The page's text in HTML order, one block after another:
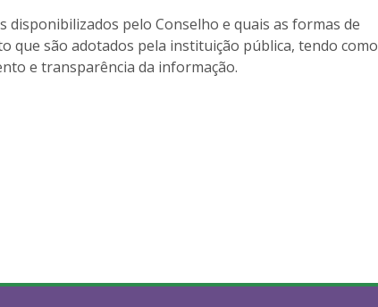
disponibilizados pelo Conselho e quais as formas de
que são adotados pela instituição pública, tendo como
e transparência da informação.